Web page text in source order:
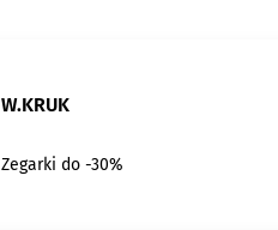
W.KRUK
Zegarki do -30%